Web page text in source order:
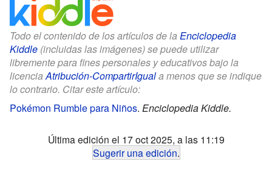
Todo el contenido de los artículos de la Enciclopedia
Kiddle (incluidas las imágenes) se puede utilizar
libremente para fines personales y educativos bajo la
licenciaAtribución-CompartirIguala menos que se indique
lo contrario. Citar este artículo:
Pokémon Rumble para Niños. Enciclopedia Kiddle.
Última edición el 17 oct 2025, a las 11:19
Sugerir una edición.